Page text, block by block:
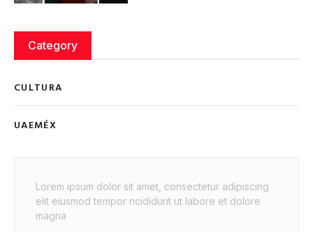
Category
CULTURA
UAEMÉX
Lorem ipsum dolor sit amet, consectetur adipiscing
elit eiusmod tempor ncididunt ut labore et dolore
magna